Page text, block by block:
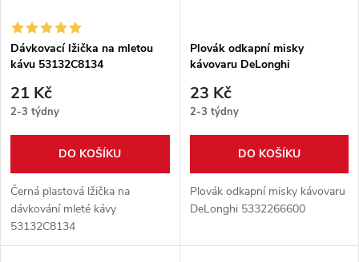
í
p
r
o
d
u
s
p
r
d
u
Dávkovací lžička na mletou
kávu 53132C8134
21 Kč
2-3 týdny
DO KOŠÍKU
Černá plastová lžička na
dávkování mleté kávy
53132C8134
Plovák odkapní misky
kávovaru DeLonghi
23 Kč
2-3 týdny
DO KOŠÍKU
Plovák odkapní misky kávovaru
DeLonghi 5332266600